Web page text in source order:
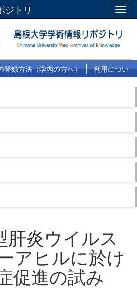
ジトリ
登録方法（学内の方へ）
利用につい
肝炎ウイルス
アヒルに於け
促進の試み